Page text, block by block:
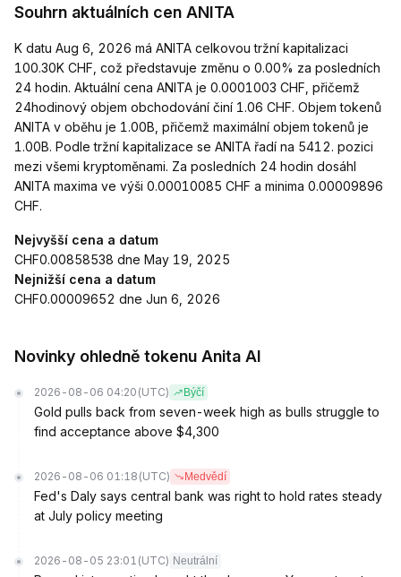
Souhrn aktuálních cen ANITA
K datu Aug 6, 2026 má ANITA celkovou tržní kapitalizaci
100.30K CHF, což představuje změnu o 0.00% za posledních
24 hodin. Aktuální cena ANITA je 0.0001003 CHF, přičemž
24hodinový objem obchodování činí 1.06 CHF. Objem tokenů
ANITA v oběhu je 1.00B, přičemž maximální objem tokenů je
1.00B. Podle tržní kapitalizace se ANITA řadí na 5412. pozici
mezi všemi kryptoměnami. Za posledních 24 hodin dosáhl
ANITA maxima ve výši 0.00010085 CHF a minima 0.00009896
CHF.
Nejvyšší cena a datum
CHF0.00858538 dne May 19, 2025
Nejnižší cena a datum
CHF0.00009652 dne Jun 6, 2026
Novinky ohledně tokenu Anita AI
2026-08-06 04:20 (UTC) Býčí
Gold pulls back from seven-week high as bulls struggle to
find acceptance above $4,300
2026-08-06 01:18 (UTC) Medvědí
Fed's Daly says central bank was right to hold rates steady
at July policy meeting
2026-08-05 23:01 (UTC) Neutrální